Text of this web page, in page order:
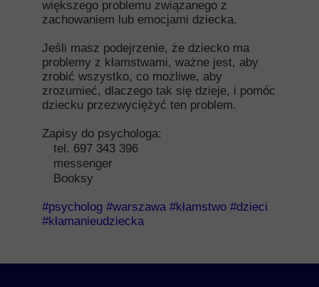
większego problemu związanego z
zachowaniem lub emocjami dziecka.
Jeśli masz podejrzenie, że dziecko ma
problemy z kłamstwami, ważne jest, aby
zrobić wszystko, co możliwe, aby
zrozumieć, dlaczego tak się dzieje, i pomóc
dziecku przezwyciężyć ten problem.
Zapisy do psychologa:
tel. 697 343 396
messenger
Booksy
#psycholog #warszawa #kłamstwo #dzieci
#kłamanieudziecka